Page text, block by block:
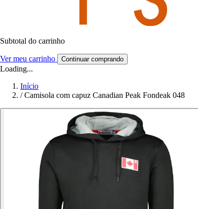
Subtotal do carrinho
Ver meu carrinho Continuar comprando
Loading...
Início
/ Camisola com capuz Canadian Peak Fondeak 048